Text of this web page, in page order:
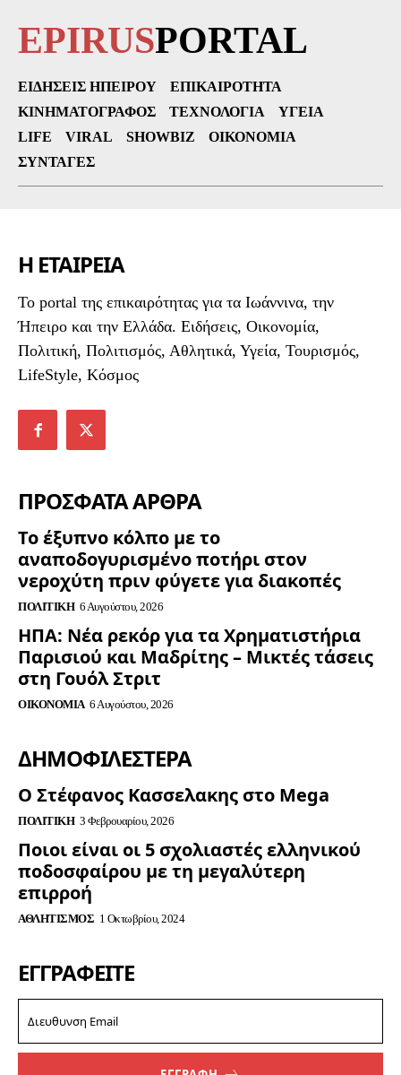
EPIRUSPORTAL
ΕΙΔΉΣΕΙΣ ΗΠΕΊΡΟΥ
ΕΠΙΚΑΙΡΌΤΗΤΑ
ΚΙΝΗΜΑΤΟΓΡΆΦΟΣ
ΤΕΧΝΟΛΟΓΊΑ
ΥΓΕΊΑ
LIFE
VIRAL SHOWBIZ
ΟΙΚΟΝΟΜΊΑ
ΣΥΝΤΑΓΈΣ
Η ΕΤΑΙΡΕΙΑ
To portal της επικαιρότητας για τα Ιωάννινα, την
Ήπειρο και την Ελλάδα. Ειδήσεις, Οικονομία,
Πολιτική, Πολιτισμός, Αθλητικά, Υγεία, Τουρισμός,
LifeStyle, Κόσμος
ΠΡΟΣΦΑΤΑ ΑΡΘΡΑ
Το έξυπνο κόλπο με το
αναποδογυρισμένο ποτήρι στον
νεροχύτη πριν φύγετε για διακοπές
ΠΟΛΙΤΙΚΉ 6 Αυγούστου, 2026
ΗΠΑ: Νέα ρεκόρ για τα Χρηματιστήρια
Παρισιού και Μαδρίτης – Μικτές τάσεις
στη Γουόλ Στριτ
ΟΙΚΟΝΟΜΊΑ 6 Αυγούστου, 2026
ΔΗΜΟΦΙΛΈΣΤΕΡΑ
Ο Στέφανος Κασσελακης στο Mega
ΠΟΛΙΤΙΚΉ 3 Φεβρουαρίου, 2026
Ποιοι είναι οι 5 σχολιαστές ελληνικού
ποδοσφαίρου με τη μεγαλύτερη
επιρροή
ΑΘΛΗΤΙΣΜΌΣ 1 Οκτωβρίου, 2024
ΕΓΓΡΑΦΕΊΤΕ